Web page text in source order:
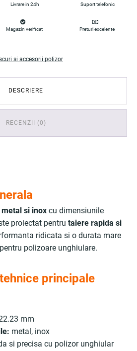
Livrare in 24h Suport telefonic
Magazin verificat Preturi excelente
si accesorii polizor
DESCRIERE
RECENZII (0)
si inox cu dimensiunile
proiectat pentru taiere rapida si
ridicata si o durata mare
polizoare unghiulare.
principale
mm
metal, inox
si precisa cu polizor unghiular